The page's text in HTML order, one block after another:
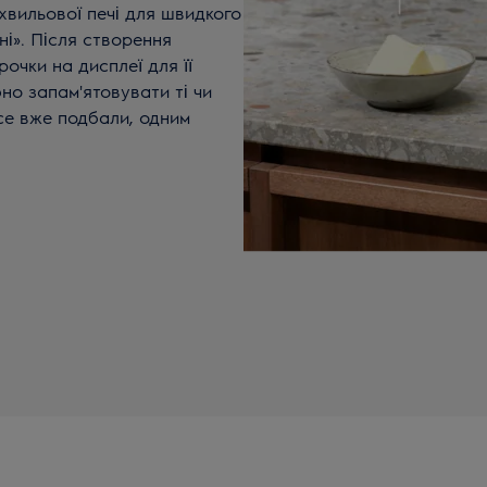
печі для швидкого
Після створення
на дисплеї для її
запам'ятовувати ті чи
вже подбали, одним